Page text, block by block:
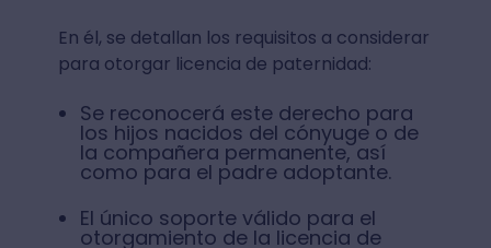
En él, se detallan los requisitos a considerar
para otorgar licencia de paternidad:
Se reconocerá este derecho para
los hijos nacidos del cónyuge o de
la compañera permanente, así
como para el padre adoptante.
El único soporte válido para el
otorgamiento de la licencia de